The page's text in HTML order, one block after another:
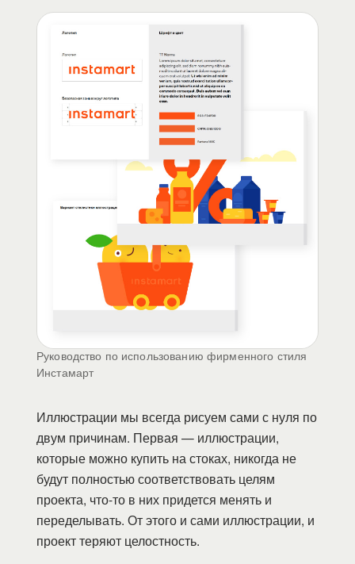
Руководство по использованию фирменного стиля
Инстамарт
Иллюстрации мы всегда рисуем сами с нуля по
двум причинам. Первая — иллюстрации,
которые можно купить на стоках, никогда не
будут полностью соответствовать целям
проекта, что-то в них придется менять и
переделывать. От этого и сами иллюстрации, и
проект теряют целостность.